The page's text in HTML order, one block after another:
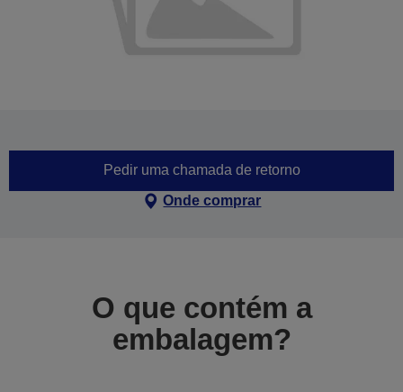
Pedir uma chamada de retorno
Onde comprar
O que contém a
embalagem?